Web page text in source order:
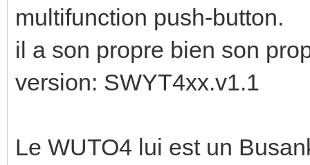
multifunction push-button.
il a son propre bien son
version: SWYT4xx.v1.1
Le WUTO4 lui est un